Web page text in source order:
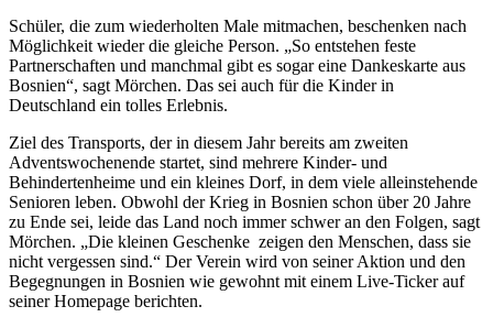
Schüler, die zum wiederholten Male mitmachen, beschenken nach
Möglichkeit wieder die gleiche Person. „So entstehen feste
Partnerschaften und manchmal gibt es sogar eine Dankeskarte aus
Bosnien“, sagt Mörchen. Das sei auch für die Kinder in
Deutschland ein tolles Erlebnis.
Ziel des Transports, der in diesem Jahr bereits am zweiten
Adventswochenende startet, sind mehrere Kinder- und
Behindertenheime und ein kleines Dorf, in dem viele alleinstehende
Senioren leben. Obwohl der Krieg in Bosnien schon über 20 Jahre
zu Ende sei, leide das Land noch immer schwer an den Folgen, sagt
Mörchen. „Die kleinen Geschenke zeigen den Menschen, dass sie
nicht vergessen sind.“ Der Verein wird von seiner Aktion und den
Begegnungen in Bosnien wie gewohnt mit einem Live-Ticker auf
seiner Homepage berichten.